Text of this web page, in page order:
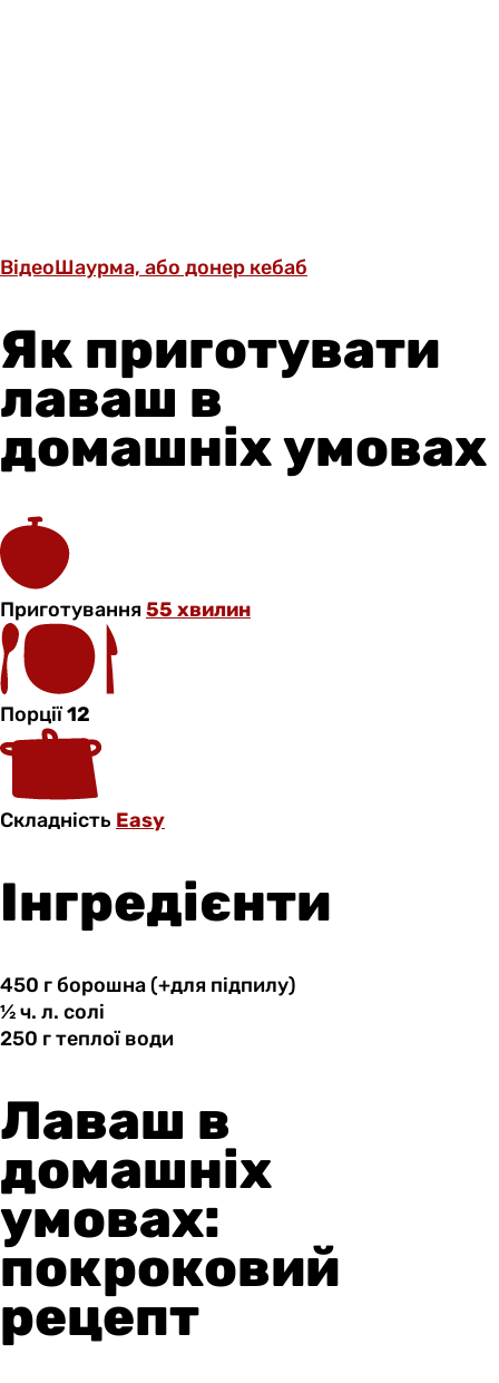
ВідеоШаурма, або донер кебаб
Як приготувати
лаваш в
домашніх умовах
Приготування55 хвилин
Порції12
Складність Easy
Інгредієнти
450 г борошна(+для підпилу)
½ ч. л. солі
250 гтеплоїводи
Лаваш в
домашніх
умовах:
покроковий
рецепт